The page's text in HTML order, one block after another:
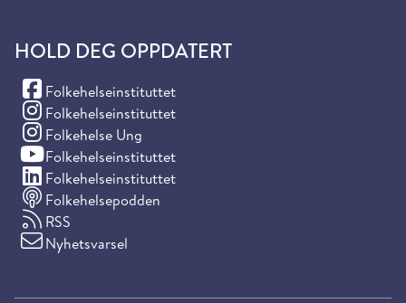
HOLD DEG OPPDATERT
Folkehelseinstituttet
(Facebook)
Folkehelseinstituttet
(Instagram)
Folkehelse Ung
(Instagram)
Folkehelseinstituttet
(YouTube)
Folkehelseinstituttet
(LinkedIn)
Folkehelsepodden
RSS
Nyhetsvarsel